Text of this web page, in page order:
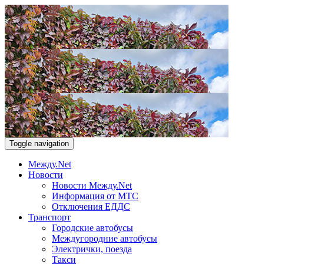
Toggle navigation
Между.Net
Новости
Новости Между.Net
Информация от МТС
Отключения ЕДДС
Транспорт
Городские автобусы
Междугородние автобусы
Электрички, поезда
Такси